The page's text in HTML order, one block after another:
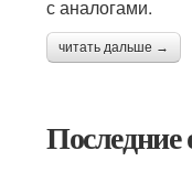
с аналогами.
читать дальше →
Последние